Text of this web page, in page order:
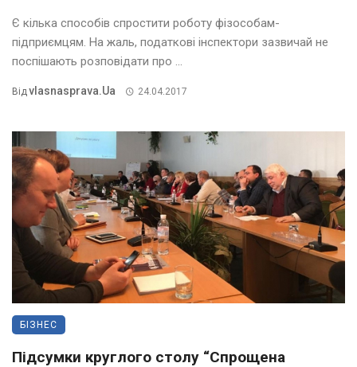
Є кілька способів спростити роботу фізособам-
підприємцям. На жаль, податкові інспектори зазвичай не
поспішають розповідати про ...
Від Vlasnasprava.ua 24.04.2017
БІЗНЕС
Підсумки круглого столу “Спрощена